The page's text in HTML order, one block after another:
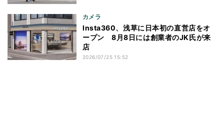
カメラ
Insta360、浅草に日本初の直営店をオ
ープン 8月8日には創業者のJK氏が来
店
2026/07/25 15:52